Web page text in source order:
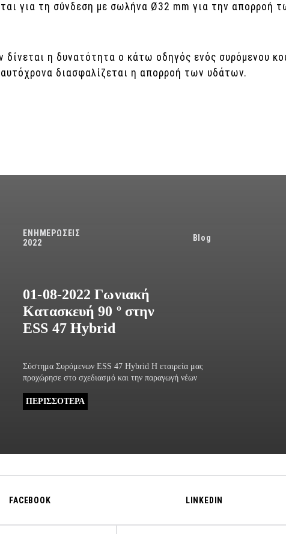
για τη σύνδεση με σωλήνα Ø32 mm για την απορροή
η δυνατότητα ο κάτω οδηγός ενός συρόμενου
διασφαλίζεται η απορροή των υδάτων.
ΕΝΗΜΕΡΩΣΕΙΣ
2022
Blog
01-08-2022 Γωνιακή
Κατασκευή 90 º στην
ESS 47 Hybrid
Σύστημα Συρόμενων ESS 47 Hybrid Η εταιρεία μας
προχώρησε στο σχεδιασμό και την παραγωγή νέων
ΠΕΡΙΣΣΟΤΕΡΑ
FACEBOOK LINKEDIN